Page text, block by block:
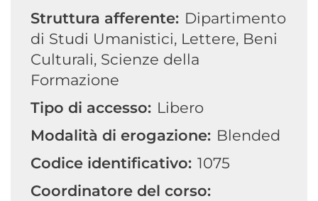
Struttura afferente: Dipartimento
di Studi Umanistici, Lettere, Beni
Culturali, Scienze della
Formazione
Tipo di accesso: Libero
Modalità di erogazione: Blended
Codice identificativo: 1075
Coordinatore del corso: